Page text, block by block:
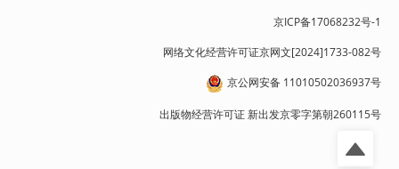
京ICP备17068232号-1
网络文化经营许可证京网文[2024]1733-082号
京公网安备 11010502036937号
出版物经营许可证 新出发京零字第朝260115号